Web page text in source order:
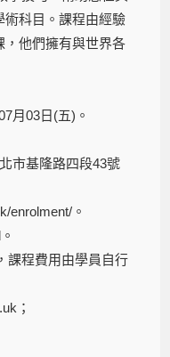
術科目。課程由經驗
，他們擁有與世界各
月03日(五)。
市基隆路四段43號
enrolment/。
課程費用由學員自行
；